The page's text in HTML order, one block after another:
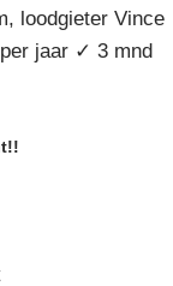
loodgieter Vince
jaar ✓ 3 mnd